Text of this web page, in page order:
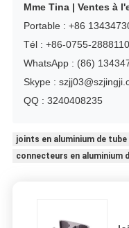
Mme Tina | Ventes à
Portable : +86
Tél : +86-0755-
WhatsApp : (86)
Skype :
QQ : 3240408235
joints en aluminium de tube
connecteurs en aluminium